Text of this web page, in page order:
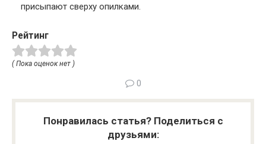
присыпают сверху опилками.
Рейтинг
( Пока оценок нет )
0
Понравилась статья? Поделиться с
друзьями: